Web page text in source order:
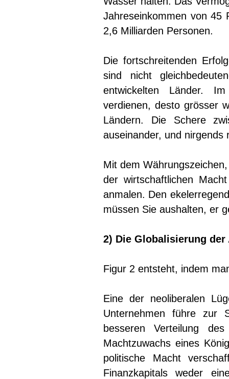
Jahreseinkommen von 45
2,6 Milliarden Personen.
Die fortschreitenden
sind nicht
entwickelten Länder.
verdienen, desto grösser
Ländern. Die Schere
auseinander, und nirgends
Mit dem
der wirtschaftlichen
anmalen. Den
müssen Sie aushalten, er
2) Die Globalisierung
Figur 2 entsteht, indem
Eine der neoliberalen
Unternehmen führe zur
besseren Verteilung
Machtzuwachs eines
politische Macht
Finanzkapitals weder